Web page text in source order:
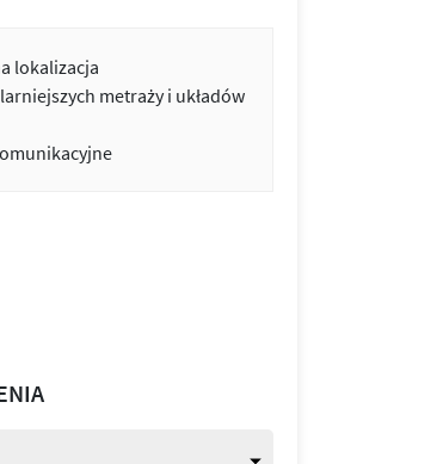
lokalizacja
metraży i układów